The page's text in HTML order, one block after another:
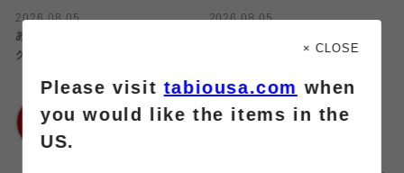
2026.08.05
あなたはどの丈派？極薄メッシュソッ
クス3選
アトレ大井町
2026.08.05
靴下屋
× CLOSE
Please visittabiousa.com when
you would like the items in the
US.